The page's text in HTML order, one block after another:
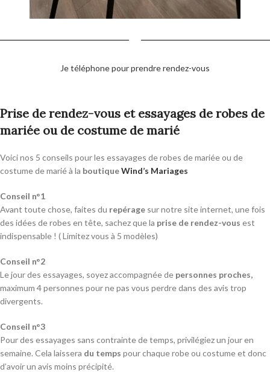
Je téléphone pour prendre rendez-vous
Prise de rendez-vous et essayages de robes de
mariée ou de costume de marié
Voici nos 5 conseils pour les essayages de robes de mariée ou de
costume de marié à la boutiqueWind’s Mariages
Conseil n°1
Avant toute chose, faites du repérage sur notre site internet, une fois
des idées de robes en tête, sachez que la prise de rendez-vous est
indispensable ! ( Limitez vous à 5 modèles)
Conseil n°2
Le jour des essayages, soyez accompagnée de personnes proches,
maximum 4 personnes pour ne pas vous perdre dans des avis trop
divergents.
Conseil n°3
Pour des essayages sans contrainte de temps, privilégiez un jour en
semaine. Cela laissera du temps pour chaque robe ou costume et donc
d’avoir un avis moins précipité.